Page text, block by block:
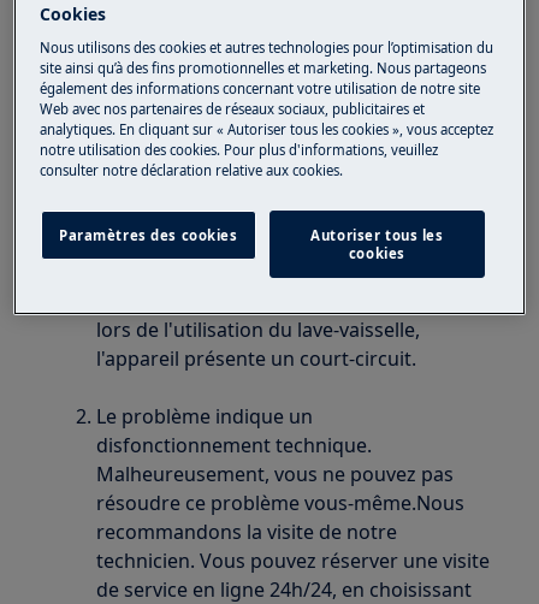
vaisselle.
Le fusible saute lors de l'utilisation de mon
lave-vaisselle.
S'applique à
Solution
lors de l'utilisation du lave-vaisselle,
l'appareil présente un court-circuit.
Le problème indique un
disfonctionnement technique.
Malheureusement, vous ne pouvez pas
résoudre ce problème vous-même.Nous
recommandons la visite de notre
technicien. Vous pouvez réserver une visite
de service en ligne 24h/24, en choisissant
Cookies
Nous utilisons des cookies et autres technologies pour l’optimisation du
site ainsi qu’à des fins promotionnelles et marketing. Nous partageons
également des informations concernant votre utilisation de notre site
Web avec nos partenaires de réseaux sociaux, publicitaires et
analytiques. En cliquant sur « Autoriser tous les cookies », vous acceptez
notre utilisation des cookies. Pour plus d'informations, veuillez
consulter notre déclaration relative aux cookies.
Paramètres des cookies
Autoriser tous les
cookies